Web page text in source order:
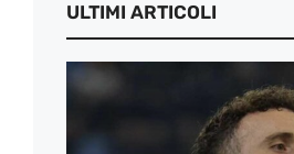
ULTIMI ARTICOLI